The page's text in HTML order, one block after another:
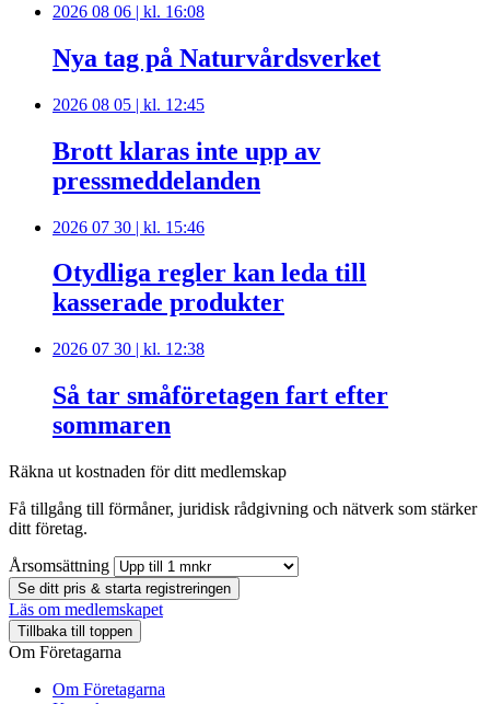
2026 08 06 | kl. 16:08
Nya tag på Naturvårdsverket
2026 08 05 | kl. 12:45
Brott klaras inte upp av
pressmeddelanden
2026 07 30 | kl. 15:46
Otydliga regler kan leda till
kasserade produkter
2026 07 30 | kl. 12:38
Så tar småföretagen fart efter
sommaren
Räkna ut kostnaden för ditt medlemskap
Få tillgång till förmåner, juridisk rådgivning och nätverk som stärker
ditt företag.
Årsomsättning
Se ditt pris & starta registreringen
Läs om medlemskapet
Tillbaka till toppen
Om Företagarna
Om Företagarna